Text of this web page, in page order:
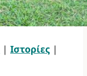
| Ιστορίες |